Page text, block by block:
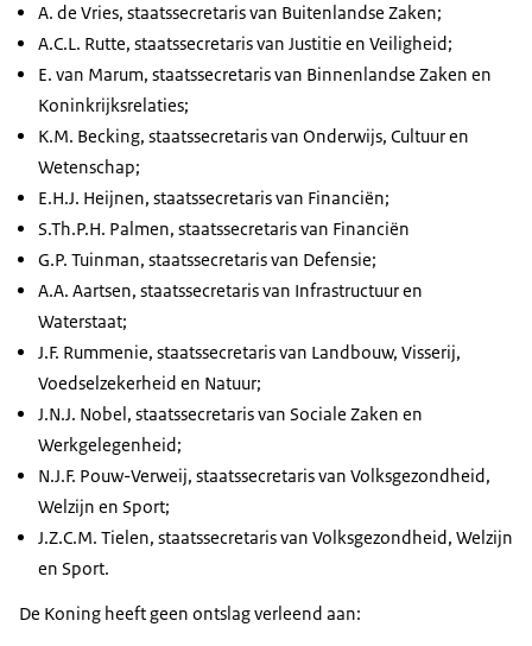
A. de Vries, staatssecretaris van Buitenlandse Zaken;
A.C.L. Rutte, staatssecretaris van Justitie en Veiligheid;
E. van Marum, staatssecretaris van Binnenlandse Zaken en
Koninkrijksrelaties;
K.M. Becking, staatssecretaris van Onderwijs, Cultuur en
Wetenschap;
E.H.J. Heijnen, staatssecretaris van Financiën;
S.Th.P.H. Palmen, staatssecretaris van Financiën
G.P. Tuinman, staatssecretaris van Defensie;
A.A. Aartsen, staatssecretaris van Infrastructuur en
Waterstaat;
J.F. Rummenie, staatssecretaris van Landbouw, Visserij,
Voedselzekerheid en Natuur;
J.N.J. Nobel, staatssecretaris van Sociale Zaken en
Werkgelegenheid;
N.J.F. Pouw-Verweij, staatssecretaris van Volksgezondheid,
Welzijn en Sport;
J.Z.C.M. Tielen, staatssecretaris van Volksgezondheid, Welzijn
en Sport.
De Koning heeft geen ontslag verleend aan: